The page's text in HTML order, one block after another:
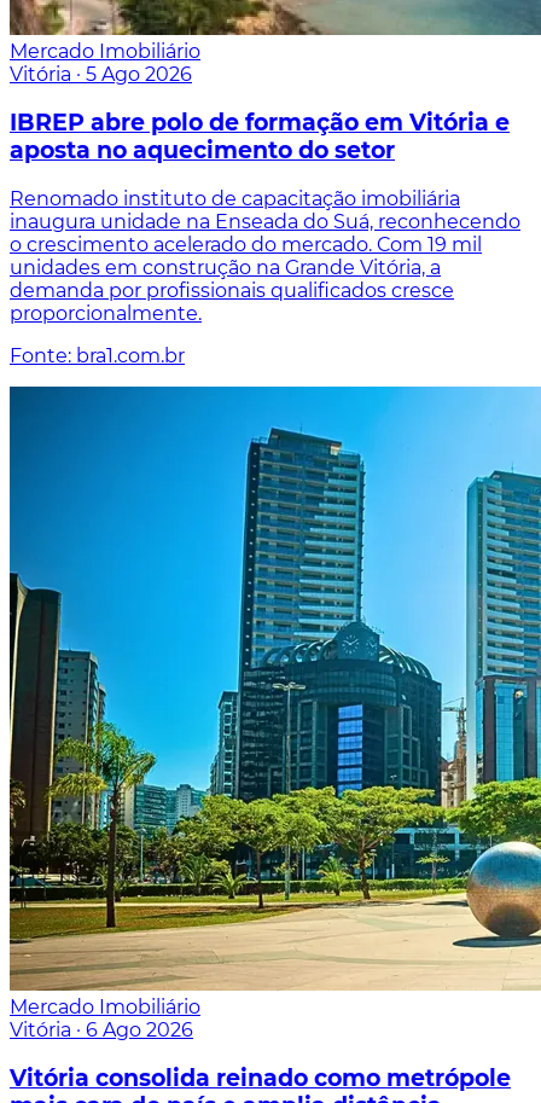
Mercado Imobiliário
Vitória · 5 Ago 2026
IBREP abre polo de formação em Vitória e
aposta no aquecimento do setor
Renomado instituto de capacitação imobiliária
inaugura unidade na Enseada do Suá, reconhecendo
o crescimento acelerado do mercado. Com 19 mil
unidades em construção na Grande Vitória, a
demanda por profissionais qualificados cresce
proporcionalmente.
Fonte: bra1.com.br
Mercado Imobiliário
Vitória · 6 Ago 2026
Vitória consolida reinado como metrópole